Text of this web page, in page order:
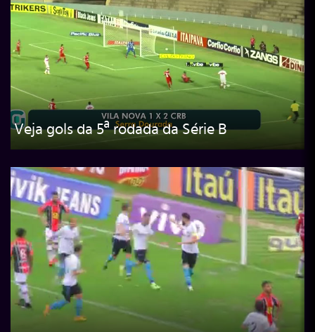
Veja gols da 5ª rodada da Série B